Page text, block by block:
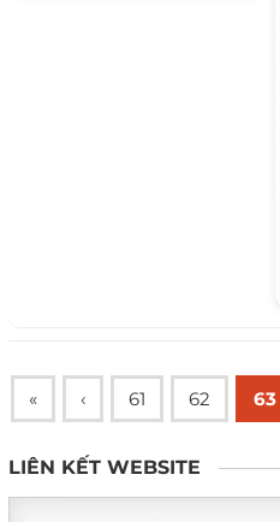
« ‹ 61 62 63
LIÊN KẾT WEBSITE